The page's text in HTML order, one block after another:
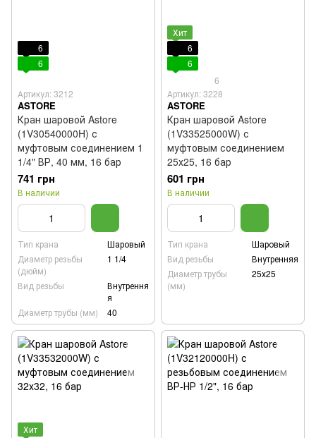
6
6
Артикул: 3212
ASTORE
Кран шаровой Astore
(1V30540000H) с
муфтовым соединением 1
1/4" ВР, 40 мм, 16 бар
741 грн
В наличии
Тип крана
Шаровый
Диаметр резьбы
(дюйм)
1 1/4
Вид резьбы
Внутрення
я
Диаметр трубы (мм)
40
Хит
6
6
6
Артикул: 3228
ASTORE
Кран шаровой Astore
(1V33525000W) с
муфтовым соединением
25х25, 16 бар
601 грн
В наличии
Тип крана
Шаровый
Вид резьбы
Внутренняя
Диаметр трубы
(мм)
25х25
Хит